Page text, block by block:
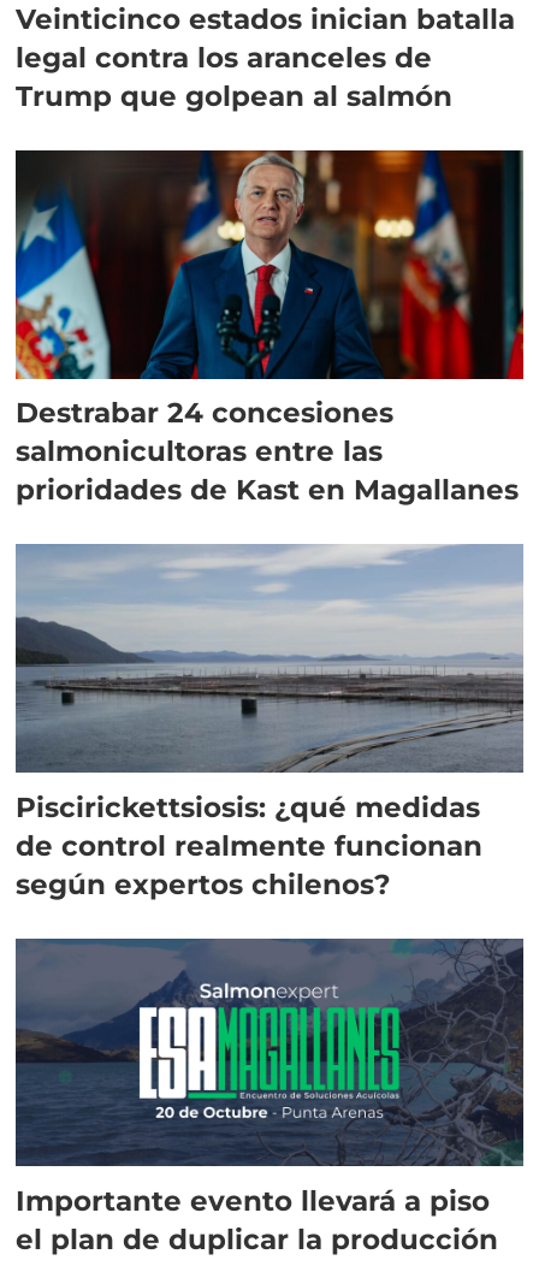
Veinticinco estados inician batalla
legal contra los aranceles de
Trump que golpean al salmón
Destrabar 24 concesiones
salmonicultoras entre las
prioridades de Kast en Magallanes
Piscirickettsiosis: ¿qué medidas
de control realmente funcionan
según expertos chilenos?
Importante evento llevará a piso
el plan de duplicar la producción